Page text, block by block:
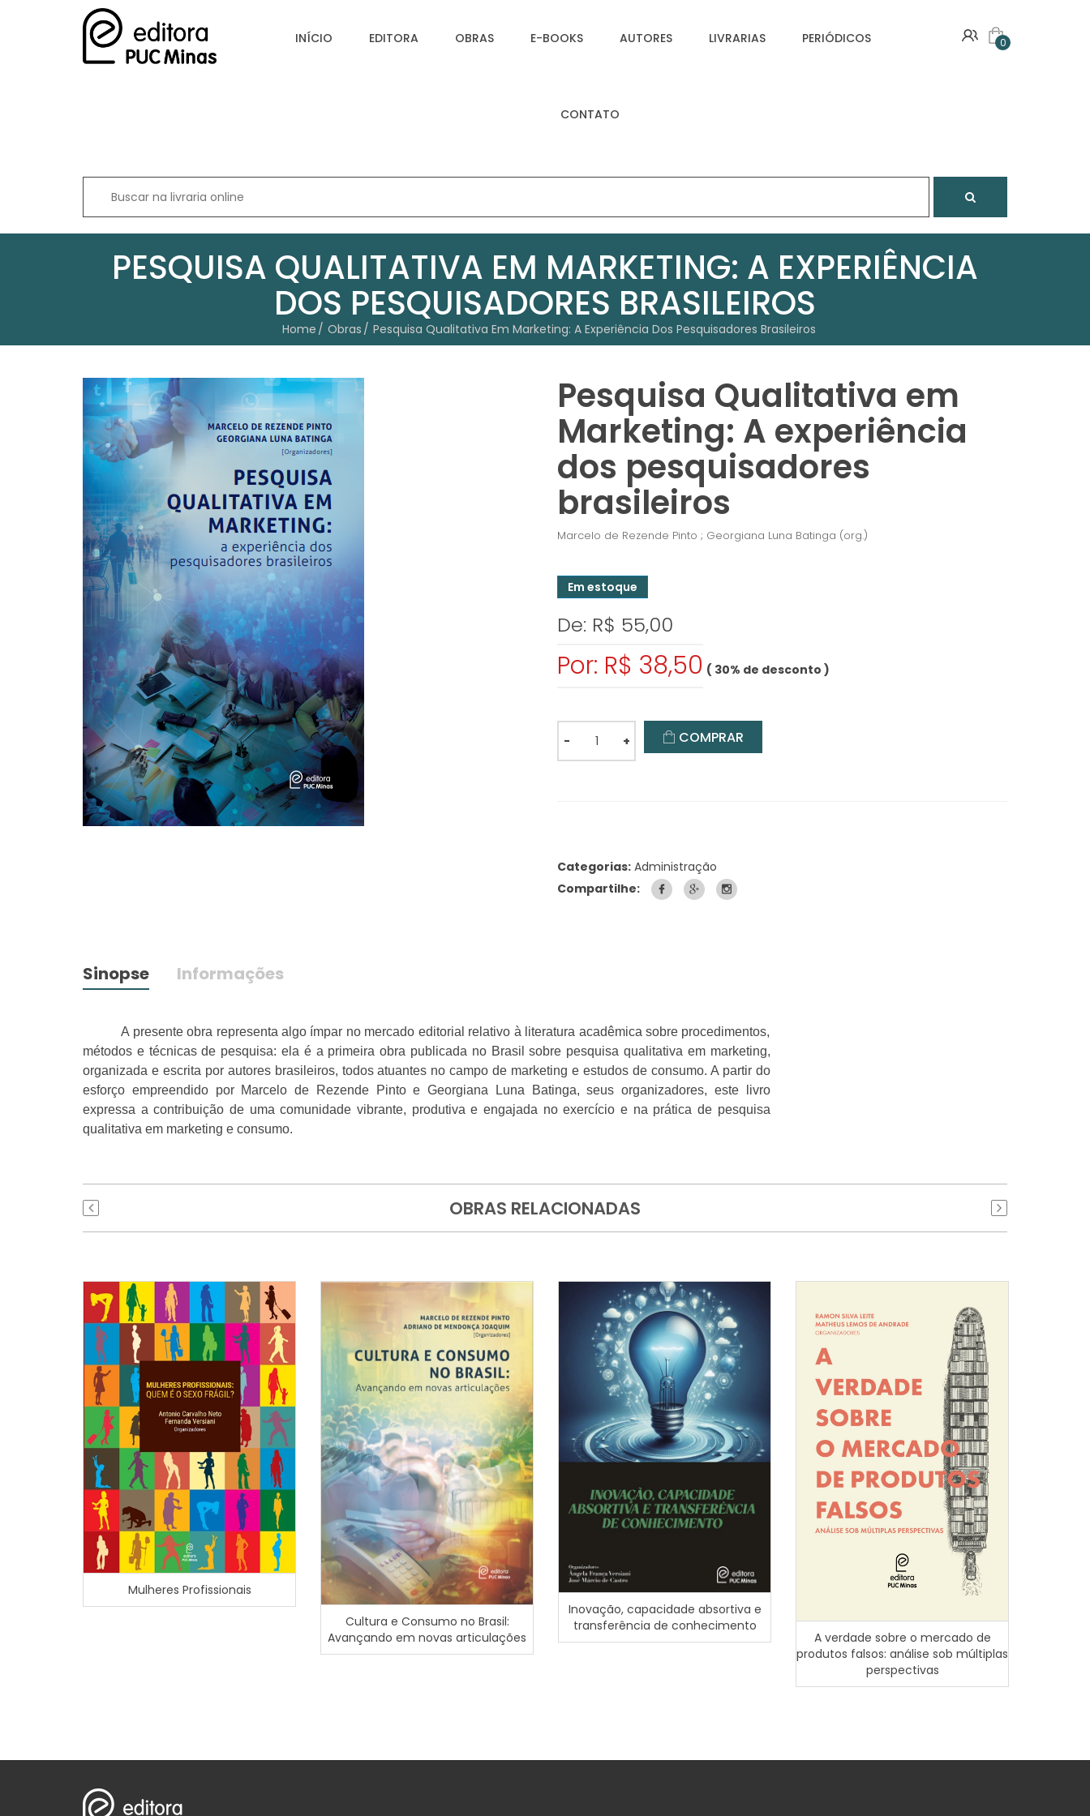
INÍCIO EDITORA OBRAS E-BOOKS AUTORES LIVRARIAS PERIÓDICOS
CONTATO
0
PESQUISA QUALITATIVA EM MARKETING: A EXPERIÊNCIA
DOS PESQUISADORES BRASILEIROS
Home Obras Pesquisa Qualitativa Em Marketing: A Experiência Dos Pesquisadores Brasileiros
Pesquisa Qualitativa em
Marketing: A experiência
dos pesquisadores
brasileiros
Marcelo de Rezende Pinto ; Georgiana Luna Batinga (org.)
Em estoque
De: R$ 55,00
Por: R$ 38,50 ( 30% de desconto )
- + COMPRAR
Categorias: Administração
Compartilhe:
Sinopse Informações
A presente obra representa algo ímpar no mercado editorial relativo à literatura acadêmica sobre procedimentos,
métodos e técnicas de pesquisa: ela é a primeira obra publicada no Brasil sobre pesquisa qualitativa em marketing,
organizada e escrita por autores brasileiros, todos atuantes no campo de marketing e estudos de consumo. A partir do
esforço empreendido por Marcelo de Rezende Pinto e Georgiana Luna Batinga, seus organizadores, este livro
expressa a contribuição de uma comunidade vibrante, produtiva e engajada no exercício e na prática de pesquisa
qualitativa em marketing e consumo.
OBRAS RELACIONADAS
Mulheres Profissionais
Cultura e Consumo no Brasil:
Avançando em novas articulações
Inovação, capacidade absortiva e
transferência de conhecimento
A verdade sobre o mercado de
produtos falsos: análise sob múltiplas
perspectivas